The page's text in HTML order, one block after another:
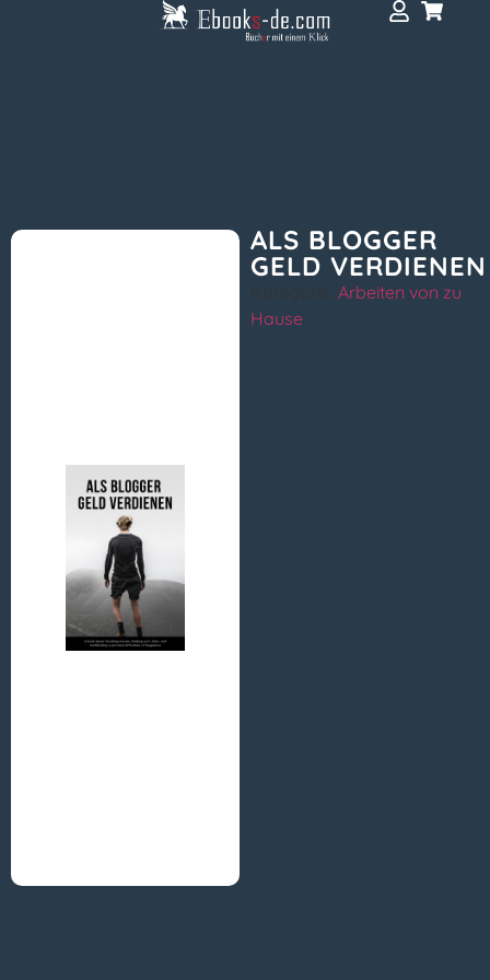
ALS BLOGGER
GELD VERDIENEN
Kategorie:Arbeiten von zu
Hause